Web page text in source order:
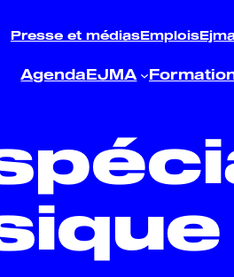
Presse et médiasEmplois
AgendaEJMA